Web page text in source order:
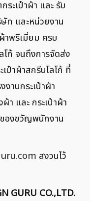
ระเป๋าผ้า และ รับ
ท และหน่วยงาน
าพรีเมี่ยม ครบ
ก้ จนถึงการจัดส่ง
ป๋าผ้าสกรีนโลโก้ ที่
านกระเป๋าผ้า
า และ กระเป๋าผ้า
ของขวัญพนักงาน
สงวนไว้
GURU CO.,LTD.